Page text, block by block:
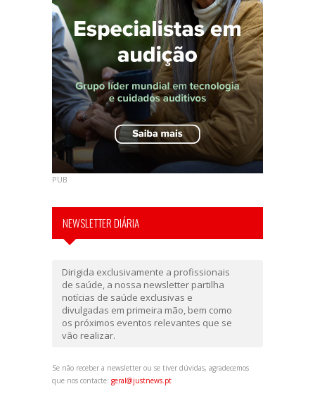
PUB
NEWSLETTER DIÁRIA
Dirigida exclusivamente a profissionais
de saúde, a nossa newsletter partilha
notícias de saúde exclusivas e
divulgadas em primeira mão, bem como
os próximos eventos relevantes que se
vão realizar.
Se não receber a newsletter ou se tiver dúvidas, agradecemos
que nos contacte: geral@justnews.pt